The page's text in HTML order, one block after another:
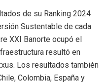
de su Ranking 2024
Sustentable de cada
XXI Banorte ocupó el
resultó en
Los resultados también
Colombia, España y